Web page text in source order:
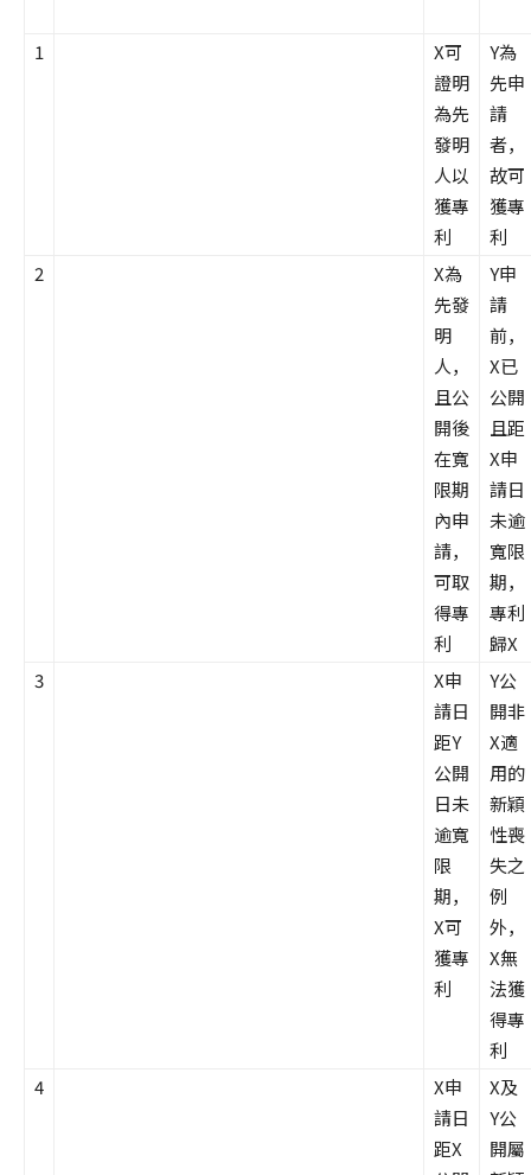
1
X可
證明
為先
發明
人以
獲專
利
Y為
先申
請
者，
故可
獲專
利
2
X為
先發
明
人，
且公
開後
在寬
限期
內申
請，
可取
得專
利
Y申
請
前，
X已
公開
且距
X申
請日
未逾
寬限
期，
專利
歸X
3
X申
請日
距Y
公開
日未
逾寬
限
期，
X可
獲專
利
Y公
開非
X適
用的
新穎
性喪
失之
例
外，
X無
法獲
得專
利
4
X申
請日
距X
X及
Y公
開屬